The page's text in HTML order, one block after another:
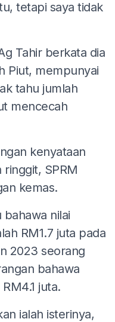
tetapi saya tidak
Tahir berkata dia
Piut, mempunyai
tahu jumlah
mencecah
kenyataan
ringgit, SPRM
kemas.
nilai
RM1.7 juta pada
2023 seorang
bahawa
juta.
ialah isterinya,